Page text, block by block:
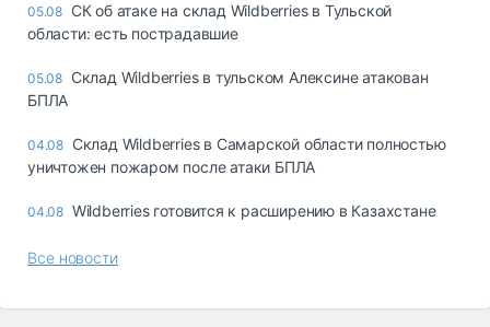
05.08 СК об атаке на склад Wildberries в Тульской
области: есть пострадавшие
05.08 Склад Wildberries в тульском Алексине атакован
БПЛА
04.08 Склад Wildberries в Самарской области полностью
уничтожен пожаром после атаки БПЛА
04.08 Wildberries готовится к расширению в Казахстане
Все новости